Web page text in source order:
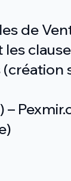
de